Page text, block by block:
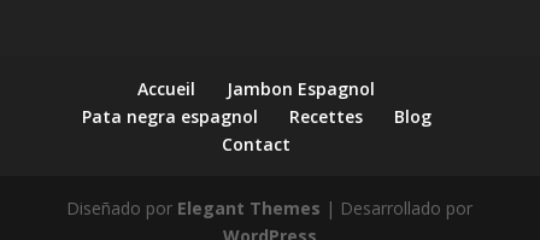
Accueil
Jambon Espagnol
Pata negra espagnol
Recettes
Blog
Contact
Diseñado por Elegant Themes | Desarrollado por
WordPress